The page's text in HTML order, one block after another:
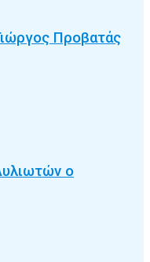
Προβατάς
ο